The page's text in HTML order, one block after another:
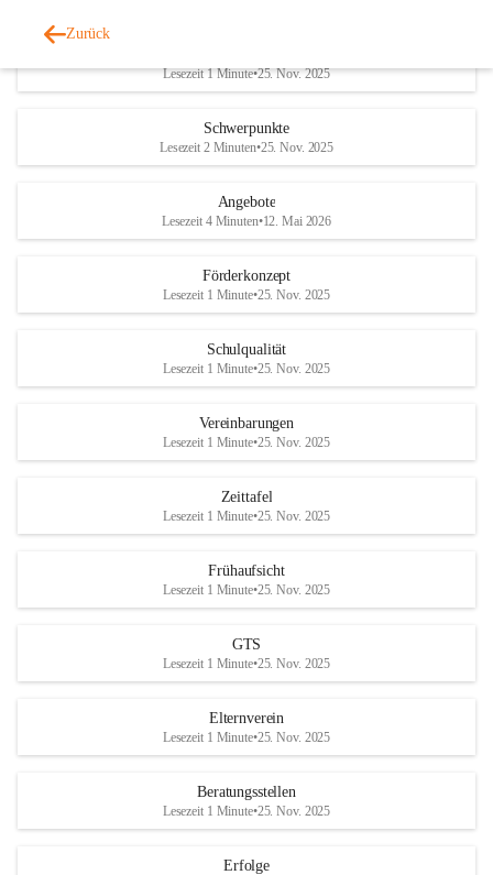
Zurück
Lesezeit 1 Minute•25. Nov. 2025
Schwerpunkte
Lesezeit 2 Minuten•25. Nov. 2025
Angebote
Lesezeit 4 Minuten•12. Mai 2026
Förderkonzept
Lesezeit 1 Minute•25. Nov. 2025
Schulqualität
Lesezeit 1 Minute•25. Nov. 2025
Vereinbarungen
Lesezeit 1 Minute•25. Nov. 2025
Zeittafel
Lesezeit 1 Minute•25. Nov. 2025
Frühaufsicht
Lesezeit 1 Minute•25. Nov. 2025
GTS
Lesezeit 1 Minute•25. Nov. 2025
Elternverein
Lesezeit 1 Minute•25. Nov. 2025
Beratungsstellen
Lesezeit 1 Minute•25. Nov. 2025
Erfolge